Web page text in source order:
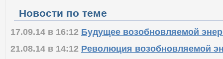
Новости по теме
17.09.14 в 16:12 Будущее возобновляемой
21.08.14 в 14:12 Революция возобновляемой